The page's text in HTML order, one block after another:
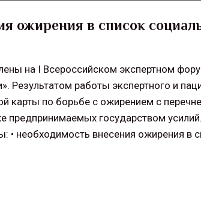
ожирения в список
на I Всероссийском экспертном
Результатом работы экспертного и
карты по борьбе с ожирением с
предпринимаемых государством
необходимость внесения ожирения в